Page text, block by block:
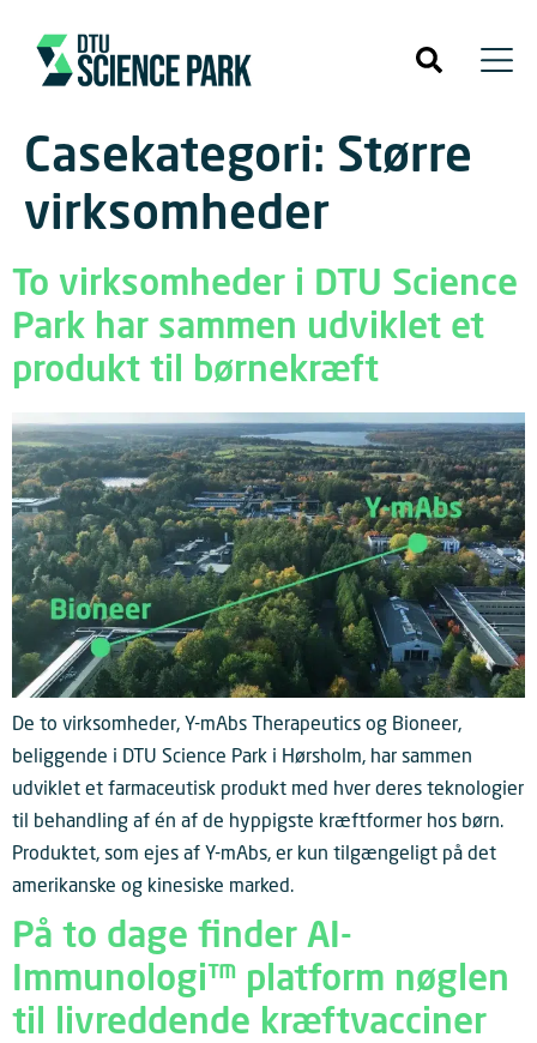
Casekategori: Større
virksomheder
To virksomheder i DTU Science
Park har sammen udviklet et
produkt til børnekræft
De to virksomheder, Y-mAbs Therapeutics og Bioneer,
beliggende i DTU Science Park i Hørsholm, har sammen
udviklet et farmaceutisk produkt med hver deres teknologier
til behandling af én af de hyppigste kræftformer hos børn.
Produktet, som ejes af Y-mAbs, er kun tilgængeligt på det
amerikanske og kinesiske marked.
På to dage finder AI-
Immunologi™ platform nøglen
til livreddende kræftvacciner